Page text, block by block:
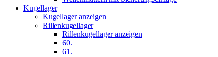
Kugellager
Kugellager anzeigen
Rillenkugellager
Rillenkugellager anzeigen
60..
61..